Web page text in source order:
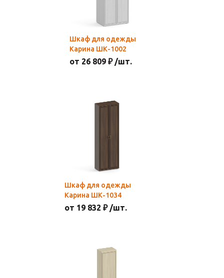
Шкаф для одежды
Карина ШК-1002
от 26 809 ₽ /шт.
Шкаф для одежды
Карина ШК-1034
от 19 832 ₽ /шт.